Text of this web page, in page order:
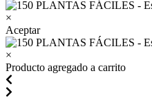
×
Aceptar
×
Producto agregado a carrito